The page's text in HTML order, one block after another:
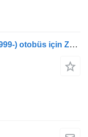
Solaris Urbino, Alpino, Vacanza (1999-) otobüs için ZF Urbino (01.99-) 8098955698 hidrolik amplifikatör